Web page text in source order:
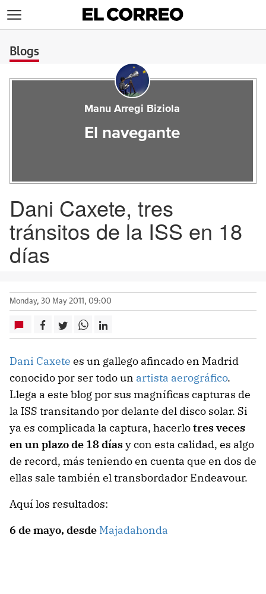
Blogs
Manu Arregi Biziola
El navegante
Dani Caxete, tres
tránsitos de la ISS en 18
días
Monday, 30 May 2011, 09:00
Dani Caxete es un gallego afincado en Madrid
conocido por ser todo un artista aerográfico.
Llega a este blog por sus magníficas capturas de
la ISS transitando por delante del disco solar. Si
ya es complicada la captura, hacerlotres veces
en un plazo de 18 díasy con esta calidad, es algo
de record, más teniendo en cuenta que en dos de
ellas sale también el transbordador Endeavour.
Aquí los resultados:
6 de mayo, desde Majadahonda